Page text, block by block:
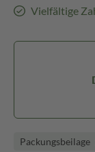
Vielfältige
Packungsbeilage